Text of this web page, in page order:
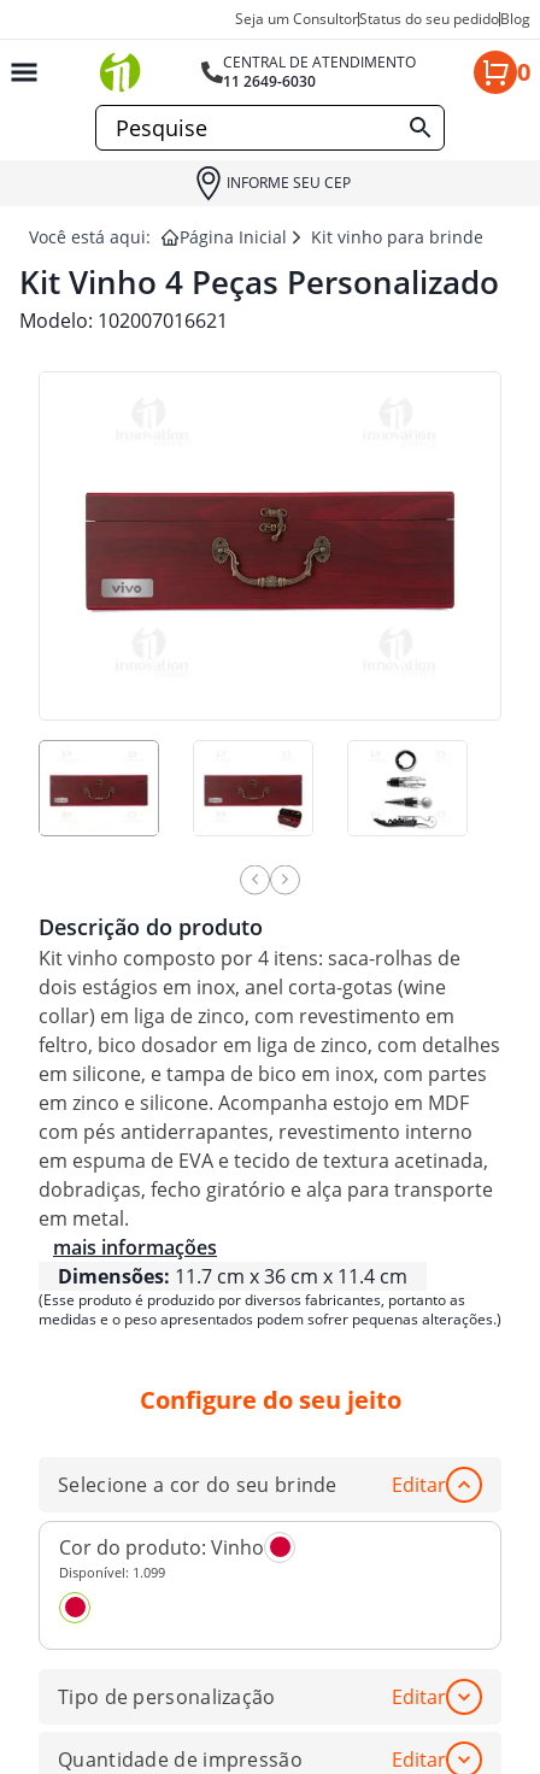
Seja um ConsultorStatus do seu pedidoBlog
CENTRAL DE ATENDIMENTO
11 2649-6030
0
INFORME SEU CEP
Você está aqui: Página Inicial Kit vinho para brindes
Kit Vinho 4 Peças Personalizado
Modelo: 102007016621
Descrição do produto
Kit vinho composto por 4 itens: saca-rolhas de
dois estágios em inox, anel corta-gotas (wine
collar) em liga de zinco, com revestimento em
feltro, bico dosador em liga de zinco, com detalhes
em silicone, e tampa de bico em inox, com partes
em zinco e silicone. Acompanha estojo em MDF
com pés antiderrapantes, revestimento interno
em espuma de EVA e tecido de textura acetinada,
dobradiças, fecho giratório e alça para transporte
em metal.
mais informações
Dimensões: 11.7 cm x 36 cm x 11.4 cm
(Esse produto é produzido por diversos fabricantes, portanto as
medidas e o peso apresentados podem sofrer pequenas alterações.)
Configure do seu jeito
Selecione a cor do seu brinde Editar
Cor do produto: Vinho
Disponível: 1.099
Tipo de personalização Editar
Quantidade de impressão Editar